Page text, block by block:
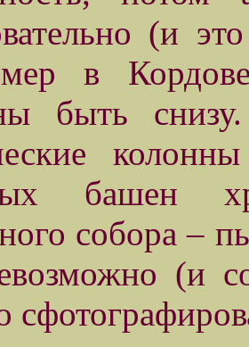
(и
в
быть
башен
собора –
(и